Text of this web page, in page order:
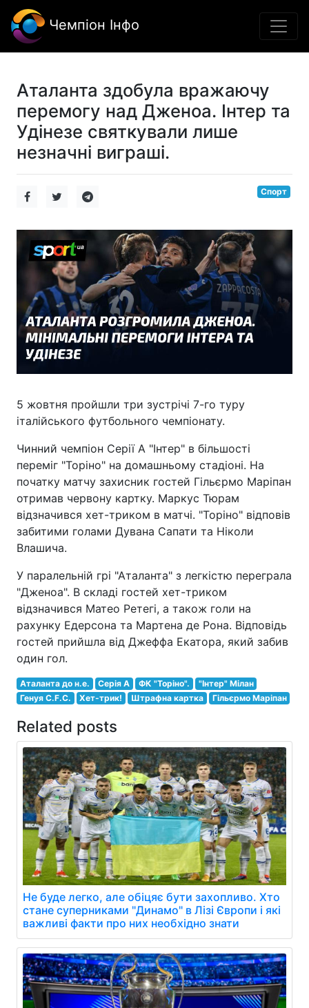
Чемпіон Інфо
Аталанта здобула вражаючу
перемогу над Дженоа. Інтер та
Удінезе святкували лише
незначні виграші.
Спорт
5 жовтня пройшли три зустрічі 7-го туру
італійського футбольного чемпіонату.
Чинний чемпіон Серії А "Інтер" в більшості
переміг "Торіно" на домашньому стадіоні. На
початку матчу захисник гостей Гільєрмо Маріпан
отримав червону картку. Маркус Тюрам
відзначився хет-триком в матчі. "Торіно" відповів
забитими голами Дувана Сапати та Ніколи
Влашича.
У паралельній грі "Аталанта" з легкістю переграла
"Дженоа". В складі гостей хет-триком
відзначився Матео Ретегі, а також голи на
рахунку Едерсона та Мартена де Рона. Відповідь
гостей прийшла від Джеффа Екатора, який забив
один гол.
Аталанта до н.е. Серія A ФК "Торіно".
"Інтер" Мілан
Генуя C.F.C.
Хет-трик! Штрафна картка Гільєрмо Маріпан
Related posts
Не буде легко, але обіцяє бути захопливо. Хто
стане суперниками "Динамо" в Лізі Європи і які
важливі факти про них необхідно знати